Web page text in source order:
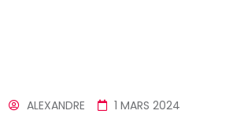
ALEXANDRE 1 MARS 2024